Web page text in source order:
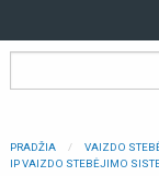
PRADŽIA
VAIZDO
IP VAIZDO STEBĖJIMO